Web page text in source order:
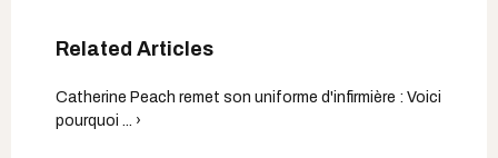
Catherine Peach remet son uniforme d'infirmière : Voici
pourquoi ... ›